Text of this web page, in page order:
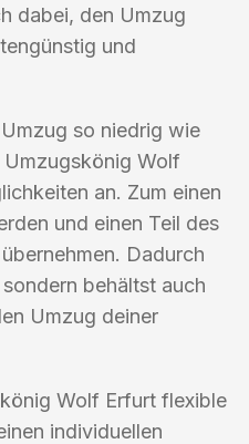
dabei, den Umzug
und
so niedrig wie
Wolf
an. Zum einen
und einen Teil des
Dadurch
behältst auch
Umzug deiner
Wolf Erfurt flexible
individuellen